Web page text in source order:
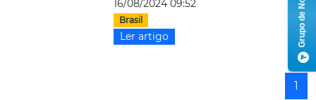
16/08/2024 09:52
Brasil
Ler artigo
1